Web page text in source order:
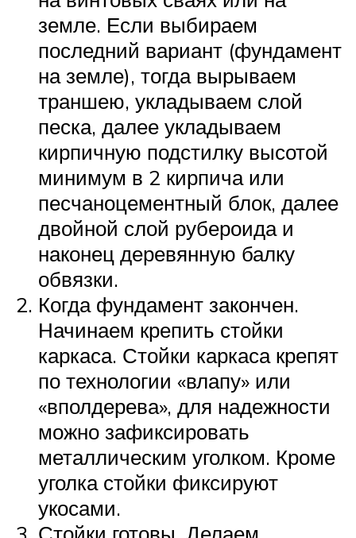
земле. Если выбираем
последний вариант (фундамент
на земле), тогда вырываем
траншею, укладываем слой
песка, далее укладываем
кирпичную подстилку высотой
минимум в 2 кирпича или
песчаноцементный блок, далее
двойной слой рубероида и
наконец деревянную балку
обвязки.
Когда фундамент закончен.
Начинаем крепить стойки
каркаса. Стойки каркаса крепят
по технологии «влапу» или
«вполдерева», для надежности
можно зафиксировать
металлическим уголком. Кроме
уголка стойки фиксируют
укосами.